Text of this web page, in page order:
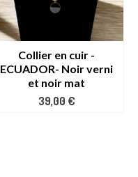
Collier en cuir -
ECUADOR- Noir verni
et noir mat
39,00 €